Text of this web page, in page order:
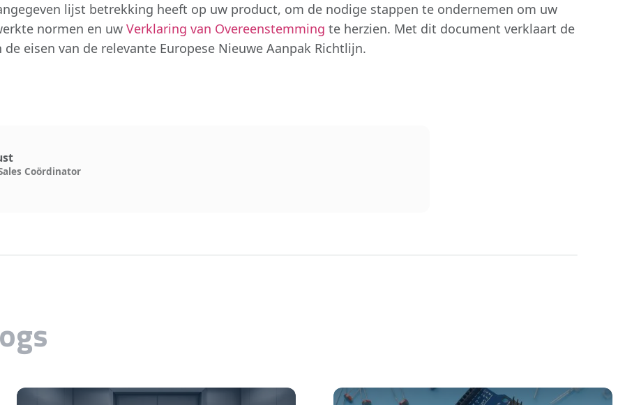
lijst betrekking heeft op uw product, om de nodige stappen te ondernemen om uw
normen en uw Verklaring van Overeenstemming te herzien. Met dit document verklaart de
eisen van de relevante Europese Nieuwe Aanpak Richtlijn.
Coördinator